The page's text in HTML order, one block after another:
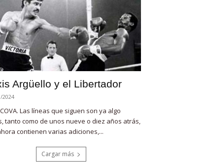
Argüello y el Libertador
2024
COVA. Las líneas que siguen son ya algo
tanto como de unos nueve o diez años atrás,
contienen varias adiciones,...
Cargar más